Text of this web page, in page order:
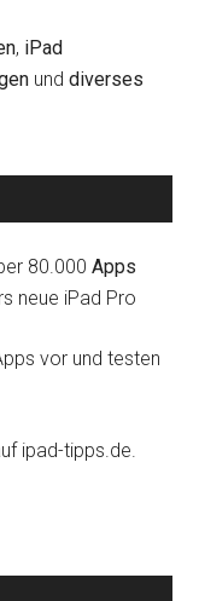
, iPad
unddiverses
80.000Apps
neue iPad Pro
vor und testen
ipad-tipps.de.